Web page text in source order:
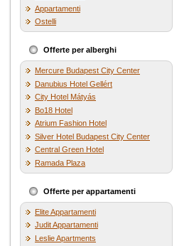
Appartamenti
Ostelli
Offerte per alberghi
Mercure Budapest City Center
Danubius Hotel Gellért
City Hotel Mátyás
Bo18 Hotel
Atrium Fashion Hotel
Silver Hotel Budapest City Center
Central Green Hotel
Ramada Plaza
Offerte per appartamenti
Elite Appartamenti
Judit Appartamenti
Leslie Apartments